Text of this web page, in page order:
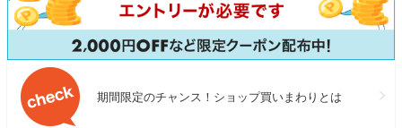
期間限定のチャンス！ショップ買いまわりとは